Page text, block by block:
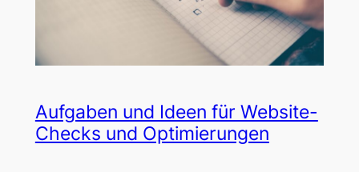
Aufgaben und Ideen für Website-
Checks und Optimierungen